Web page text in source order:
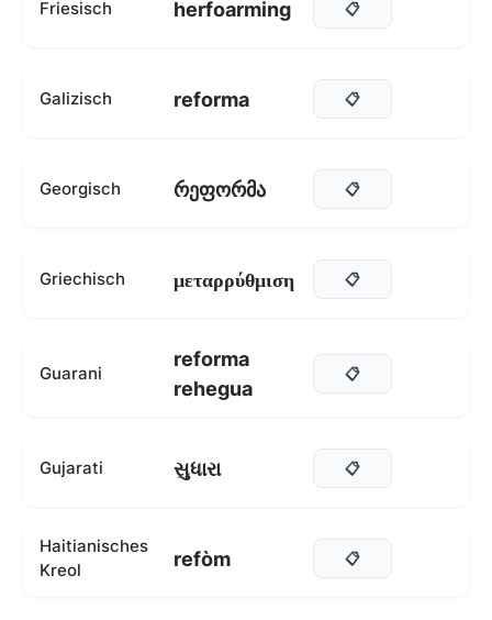
Friesisch herfoarming 📋
Galizisch reforma 📋
Georgisch რეფორმა 📋
Griechisch μεταρρύθμιση 📋
Guarani
reforma
rehegua
📋
Gujarati સુધારા 📋
Haitianisches
Kreol
refòm 📋